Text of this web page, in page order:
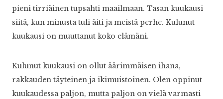
pieni tirriäinen tupsahti maailmaan. Tasan kuukausi
siitä, kun minusta tuli äiti ja meistä perhe. Kulunut
kuukausi on muuttanut koko elämäni.
Kulunut kuukausi on ollut äärimmäisen ihana,
rakkauden täyteinen ja ikimuistoinen. Olen oppinut
kuukaudessa paljon, mutta paljon on vielä varmasti